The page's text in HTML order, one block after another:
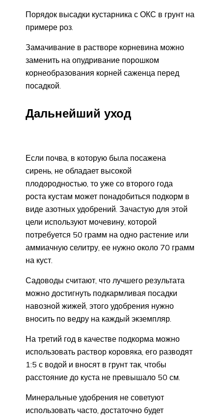
Порядок высадки кустарника с ОКС в грунт на
примере роз.
Замачивание в растворе корневина можно
заменить на опудривание порошком
корнеобразования корней саженца перед
посадкой.
Дальнейший уход
Если почва, в которую была посажена
сирень, не обладает высокой
плодородностью, то уже со второго года
роста кустам может понадобиться подкорм в
виде азотных удобрений. Зачастую для этой
цели используют мочевину, которой
потребуется 50 грамм на одно растение или
аммиачную селитру, ее нужно около 70 грамм
на куст.
Садоводы считают, что лучшего результата
можно достигнуть подкармливая посадки
навозной жижей, этого удобрения нужно
вносить по ведру на каждый экземпляр.
На третий год в качестве подкорма можно
использовать раствор коровяка, его разводят
1:5 с водой и вносят в грунт так, чтобы
расстояние до куста не превышало 50 см.
Минеральные удобрения не советуют
использовать часто, достаточно будет